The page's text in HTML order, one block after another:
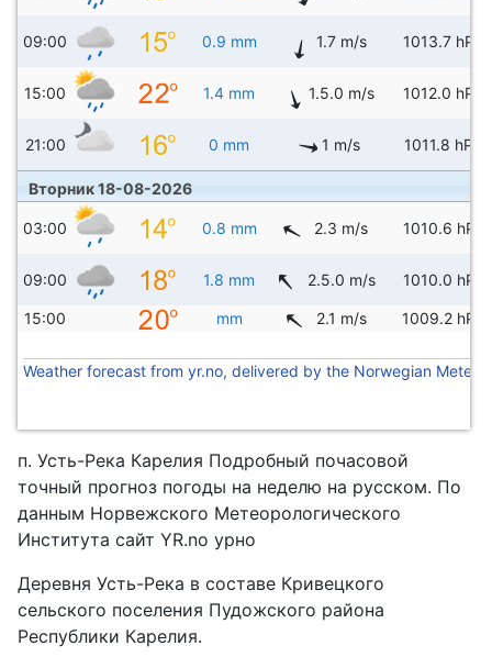
09:00 0.9 mm 1.7 m/s 1013.7 hPa
15:00 1.4 mm 1.5.0 m/s 1012.0 hPa
21:00 0 mm 1 m/s 1011.8 hPa
Вторник 18-08-2026
03:00 0.8 mm 2.3 m/s 1010.6 hPa
09:00 1.8 mm 2.5.0 m/s 1010.0 hPa
15:00 mm 2.1 m/s 1009.2 hPa
Weather forecast from yr.no, delivered by the Norwegian
п. Усть-Река Карелия Подробный почасовой
точный прогноз погоды на неделю на русском. По
данным Норвежского Метеорологического
Института сайт YR.no урно
Деревня Усть-Река в составе Кривецкого
сельского поселения Пудожского района
Республики Карелия.